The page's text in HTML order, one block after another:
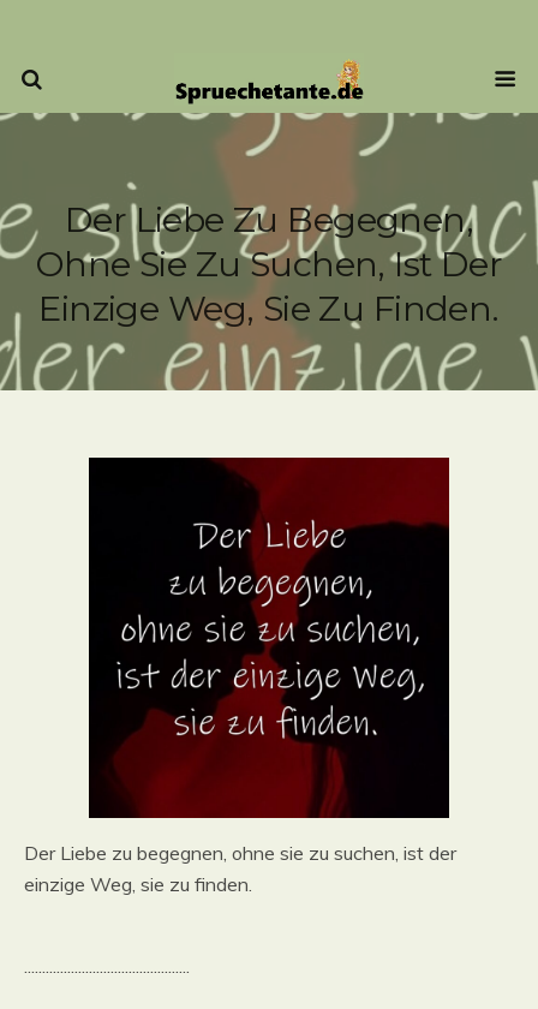
Der Liebe Zu Begegnen,
Ohne Sie Zu Suchen, Ist Der
Einzige Weg, Sie Zu Finden.
Der Liebe zu begegnen, ohne sie zu suchen, ist der
einzige Weg, sie zu finden.
..............................................